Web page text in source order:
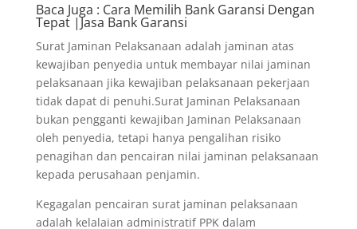
Baca Juga : Cara Memilih Bank Garansi Dengan
Tepat |Jasa Bank Garansi
Surat Jaminan Pelaksanaan adalah jaminan atas
kewajiban penyedia untuk membayar nilai jaminan
pelaksanaan jika kewajiban pelaksanaan pekerjaan
tidak dapat di penuhi.Surat Jaminan Pelaksanaan
bukan pengganti kewajiban Jaminan Pelaksanaan
oleh penyedia, tetapi hanya pengalihan risiko
penagihan dan pencairan nilai jaminan pelaksanaan
kepada perusahaan penjamin.
Kegagalan pencairan surat jaminan pelaksanaan
adalah kelalaian administratif PPK dalam